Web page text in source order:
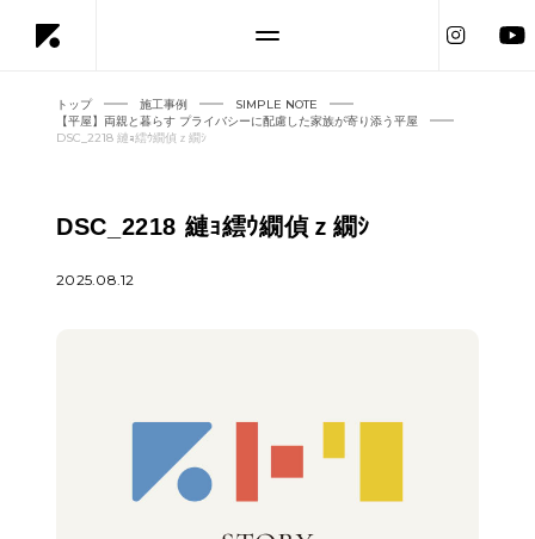
トップ 施工事例
SIMPLE NOTE
【平屋】両親と暮らす プライバシーに配慮した家族が寄り添う平屋
DSC_2218 縺ｮ繧ｳ繝偵ｚ繝ｼ
DSC_2218 縺ｮ繧ｳ繝偵ｚ繝ｼ
2025.08.12